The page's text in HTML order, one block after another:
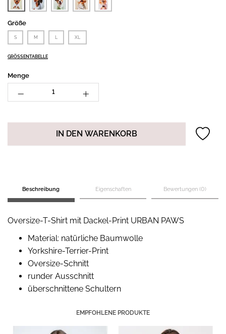
Größe
S M L XL
GRÖSSENTABELLE
Menge
IN DEN WARENKORB
Beschreibung Eigenschaften Bewertungen (0)
Oversize-T-Shirt mit Dackel-Print URBAN PAWS
Material: natürliche Baumwolle
Yorkshire-Terrier-Print
Oversize-Schnitt
runder Ausschnitt
überschnittene Schultern
EMPFOHLENE PRODUKTE